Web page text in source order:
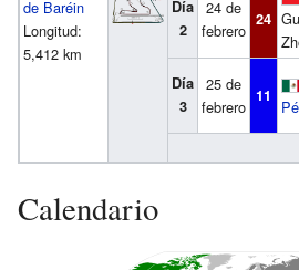
de Baréin
Longitud:
5,412 km
Día
2
24 de
febrero
24
Día
3
25 de
febrero
11
Calendario